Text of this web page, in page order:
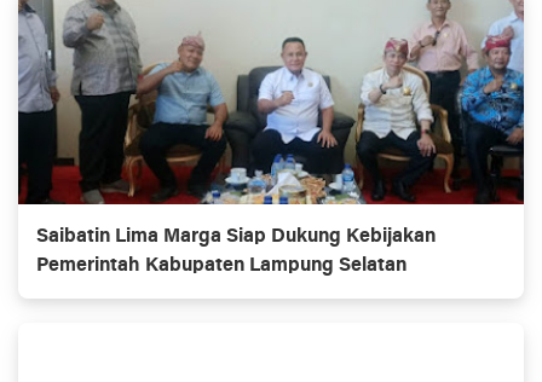
Saibatin Lima Marga Siap Dukung Kebijakan
Pemerintah Kabupaten Lampung Selatan